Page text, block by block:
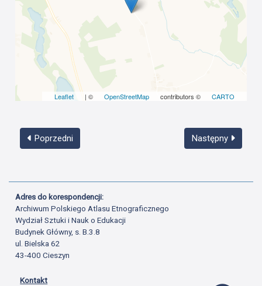
Leaflet | © OpenStreetMap contributors © CARTO
Poprzedni Następny
Adres do korespondencji:
Archiwum Polskiego Atlasu Etnograficznego
Wydział Sztuki i Nauk o Edukacji
Budynek Główny, s. B.3.8
ul. Bielska 62
43-400 Cieszyn
Kontakt